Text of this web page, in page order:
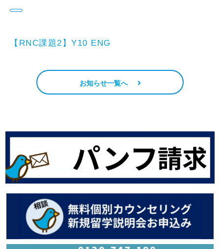
【RNC課題2】Y10 ENG
お知らせ一覧へ